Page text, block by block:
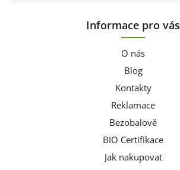
Informace pro vás
O nás
Blog
Kontakty
Reklamace
Bezobalově
BIO Certifikace
Jak nakupovat